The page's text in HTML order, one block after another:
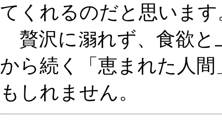
てくれるのだと思います
贅沢に溺れず、食欲と
から続く「恵まれた人
もしれません。